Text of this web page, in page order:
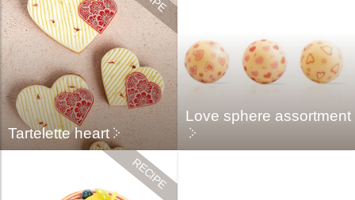
Tartelette heart
Love sphere assortment